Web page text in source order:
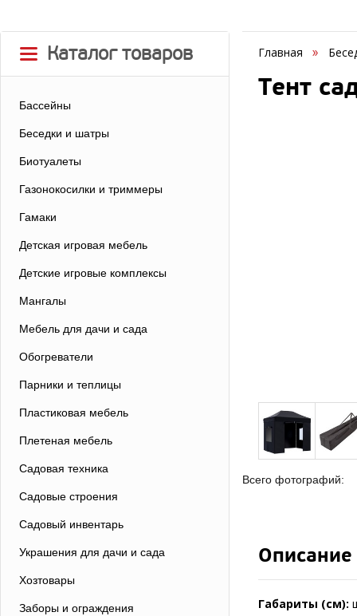
Каталог товаров
Бассейны
Беседки и шатры
Биотуалеты
Газонокосилки и триммеры
Гамаки
Детская игровая мебель
Детские игровые комплексы
Мангалы
Мебель для дачи и сада
Обогреватели
Парники и теплицы
Пластиковая мебель
Плетеная мебель
Садовая техника
Садовые строения
Садовый инвентарь
Украшения для дачи и сада
Хозтовары
Заборы и ограждения
Главная
Тент
Всего фотографий:
Описание
Габариты (см):